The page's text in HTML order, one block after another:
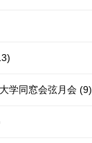
学同窓会弦月会 (9)